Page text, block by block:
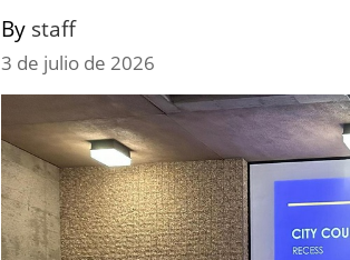
By staff
3 de julio de 2026